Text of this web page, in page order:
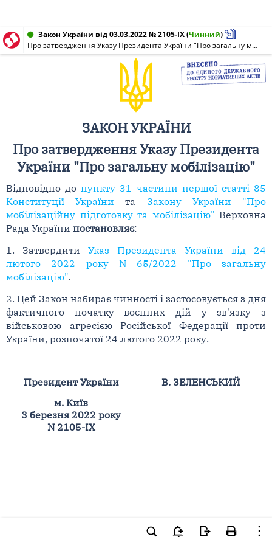
Закон України від 03.03.2022 № 2105-IX(Чинний)
Про затвердження Указу Президента України "Про загальну мобілізацію"